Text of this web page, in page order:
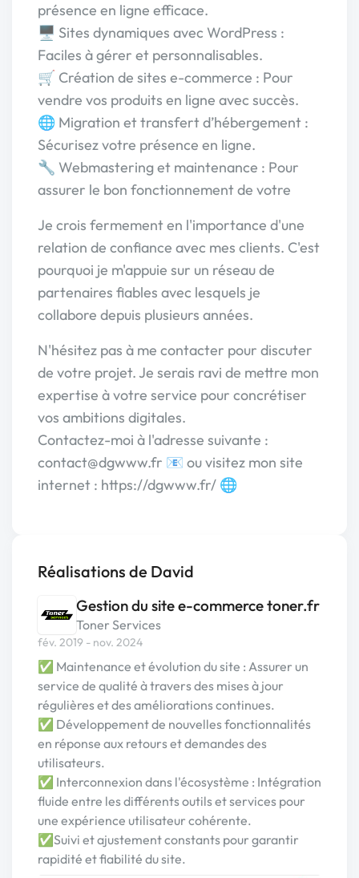
présence en ligne efficace.
🖥️ Sites dynamiques avec WordPress :
Faciles à gérer et personnalisables.
🛒 Création de sites e-commerce : Pour
vendre vos produits en ligne avec succès.
🌐 Migration et transfert d’hébergement :
Sécurisez votre présence en ligne.
🔧 Webmastering et maintenance : Pour
assurer le bon fonctionnement de votre
Je crois fermement en l'importance d'une
relation de confiance avec mes clients. C'est
pourquoi je m'appuie sur un réseau de
partenaires fiables avec lesquels je
collabore depuis plusieurs années.
N'hésitez pas à me contacter pour discuter
de votre projet. Je serais ravi de mettre mon
expertise à votre service pour concrétiser
vos ambitions digitales.
Contactez-moi à l'adresse suivante :
contact@dgwww.fr 📧 ou visitez mon site
internet : https://dgwww.fr/ 🌐
Réalisations de David
Gestion du site e-commerce toner.fr
Toner Services
fév. 2019 - nov. 2024
✅ Maintenance et évolution du site : Assurer un
service de qualité à travers des mises à jour
régulières et des améliorations continues.
✅ Développement de nouvelles fonctionnalités
en réponse aux retours et demandes des
utilisateurs.
✅ Interconnexion dans l'écosystème : Intégration
fluide entre les différents outils et services pour
une expérience utilisateur cohérente.
✅Suivi et ajustement constants pour garantir
rapidité et fiabilité du site.